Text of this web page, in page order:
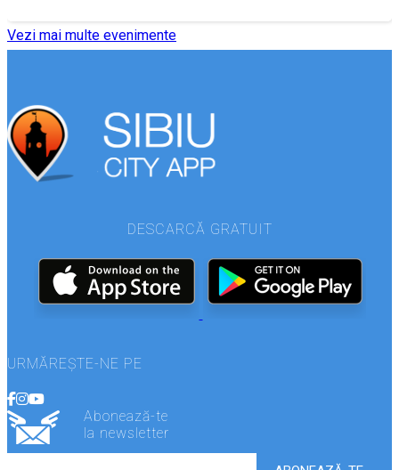
Vezi mai multe evenimente
DESCARCĂ GRATUIT
URMĂREȘTE-NE PE
Abonează-te
la newsletter